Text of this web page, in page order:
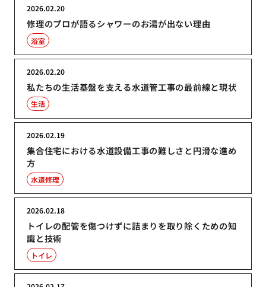
修理のプロが語るシャワーのお湯が出ない理由
2026.02.20
浴室
私たちの生活基盤を支える水道管工事の最前線と現状
2026.02.20
生活
集合住宅における水道設備工事の難しさと円滑な進め
方
2026.02.19
水道修理
トイレの配管を傷つけずに詰まりを取り除くための知
識と技術
2026.02.18
トイレ